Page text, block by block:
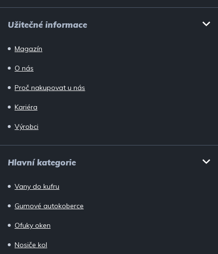
Užitečné informace
Magazín
O nás
Proč nakupovat u nás
Kariéra
Výrobci
Hlavní kategorie
Vany do kufru
Gumové autokoberce
Ofuky oken
Nosiče kol